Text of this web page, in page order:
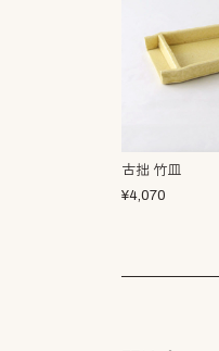
古拙 竹皿
¥4,070